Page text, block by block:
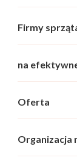
Firmy
na
Oferta
Organizacja